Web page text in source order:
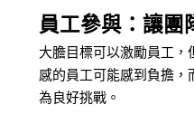
員工參與：讓團
大膽目標可以激勵員工，
感的員工可能感到負擔，
為良好挑戰。